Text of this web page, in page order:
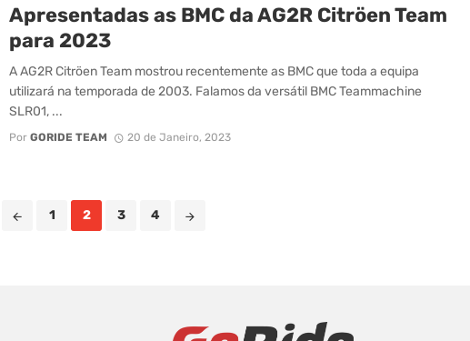
Apresentadas as BMC da AG2R Citröen Team
para 2023
A AG2R Citröen Team mostrou recentemente as BMC que toda a equipa
utilizará na temporada de 2003. Falamos da versátil BMC Teammachine
SLR01, ...
Por GORIDE TEAM 20 de Janeiro, 2023
1 2 3 4